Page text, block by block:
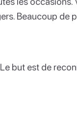
Beaucoup de
but est de